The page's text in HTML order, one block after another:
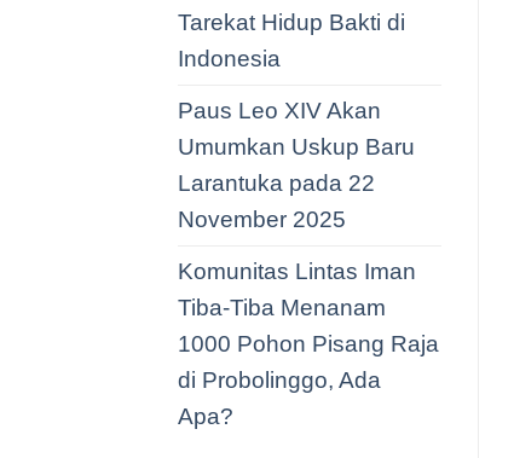
Tarekat Hidup Bakti di
Indonesia
Paus Leo XIV Akan
Umumkan Uskup Baru
Larantuka pada 22
November 2025
Komunitas Lintas Iman
Tiba-Tiba Menanam
1000 Pohon Pisang Raja
di Probolinggo, Ada
Apa?